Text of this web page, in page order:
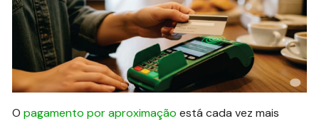
Opagamento por aproximação está cada vez mais